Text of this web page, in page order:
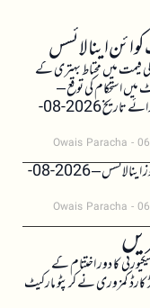
اینالائسس
قیمت میں محتاط بہتری کے
میں استحکام کی توقع –
اینالائسس برائے تاریخ 2026-08-
Owais Paracha
ڈیلی کرپٹو نیوز اینالائسس – 2026-08-
Owais Paracha
کا دور اختتام کے
کمزوری نے کرپٹو مارکیٹ